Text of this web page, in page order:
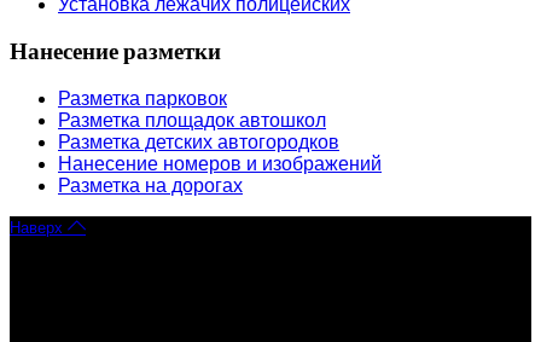
Нанесение разметки
Разметка парковок
Разметка площадок автошкол
Разметка детских автогородков
Нанесение номеров и изображений
Разметка на дорогах
Наверх